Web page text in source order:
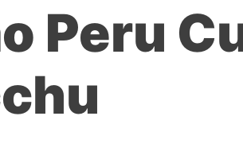
Peru